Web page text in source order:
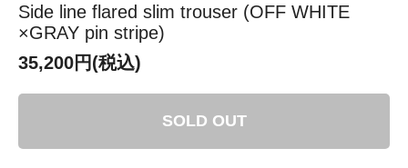
Side line flared slim trouser (OFF WHITE
×GRAY pin stripe)
35,200円(税込)
SOLD OUT